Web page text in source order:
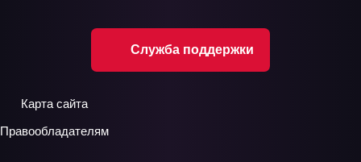
Служба поддержки
Карта сайта
Правообладателям